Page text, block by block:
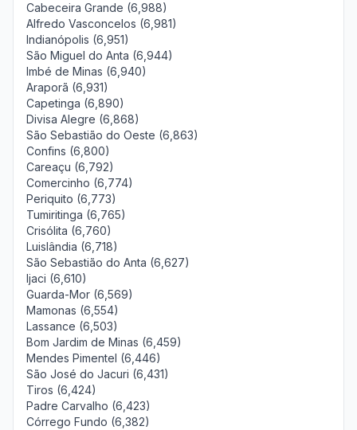
Cabeceira Grande (6,988)
Alfredo Vasconcelos (6,981)
Indianópolis (6,951)
São Miguel do Anta (6,944)
Imbé de Minas (6,940)
Araporã (6,931)
Capetinga (6,890)
Divisa Alegre (6,868)
São Sebastião do Oeste (6,863)
Confins (6,800)
Careaçu (6,792)
Comercinho (6,774)
Periquito (6,773)
Tumiritinga (6,765)
Crisólita (6,760)
Luislândia (6,718)
São Sebastião do Anta (6,627)
Ijaci (6,610)
Guarda-Mor (6,569)
Mamonas (6,554)
Lassance (6,503)
Bom Jardim de Minas (6,459)
Mendes Pimentel (6,446)
São José do Jacuri (6,431)
Tiros (6,424)
Padre Carvalho (6,423)
Córrego Fundo (6,382)